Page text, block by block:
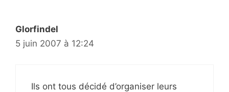
Glorfindel
5 juin 2007 à 12:24
Ils ont tous décidé d’organiser leurs